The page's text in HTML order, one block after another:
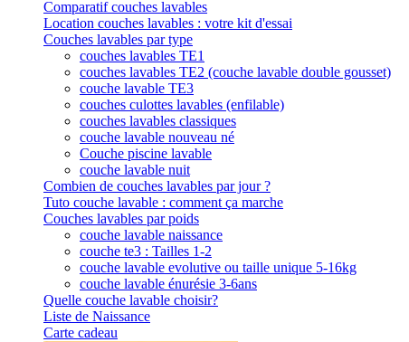
Comparatif couches lavables
Location couches lavables : votre kit d'essai
Couches lavables par type
couches lavables TE1
couches lavables TE2 (couche lavable double gousset)
couche lavable TE3
couches culottes lavables (enfilable)
couches lavables classiques
couche lavable nouveau né
Couche piscine lavable
couche lavable nuit
Combien de couches lavables par jour ?
Tuto couche lavable : comment ça marche
Couches lavables par poids
couche lavable naissance
couche te3 : Tailles 1-2
couche lavable evolutive ou taille unique 5-16kg
couche lavable énurésie 3-6ans
Quelle couche lavable choisir?
Liste de Naissance
Carte cadeau